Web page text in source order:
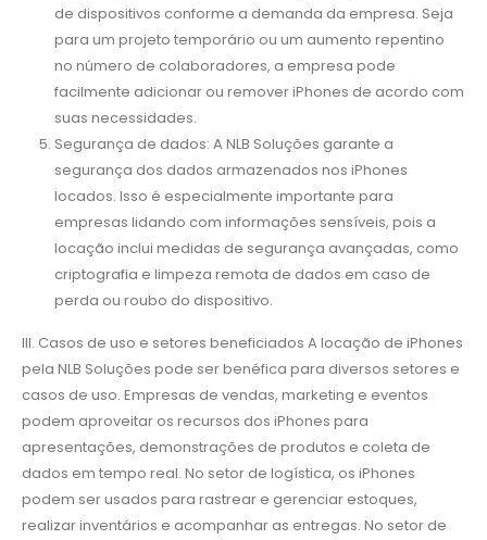
de dispositivos conforme a demanda da empresa. Seja
para um projeto temporário ou um aumento repentino
no número de colaboradores, a empresa pode
facilmente adicionar ou remover iPhones de acordo com
suas necessidades.
Segurança de dados: A NLB Soluções garante a
segurança dos dados armazenados nos iPhones
locados. Isso é especialmente importante para
empresas lidando com informações sensíveis, pois a
locação inclui medidas de segurança avançadas, como
criptografia e limpeza remota de dados em caso de
perda ou roubo do dispositivo.
III. Casos de uso e setores beneficiados A locação de iPhones
pela NLB Soluções pode ser benéfica para diversos setores e
casos de uso. Empresas de vendas, marketing e eventos
podem aproveitar os recursos dos iPhones para
apresentações, demonstrações de produtos e coleta de
dados em tempo real. No setor de logística, os iPhones
podem ser usados para rastrear e gerenciar estoques,
realizar inventários e acompanhar as entregas. No setor de